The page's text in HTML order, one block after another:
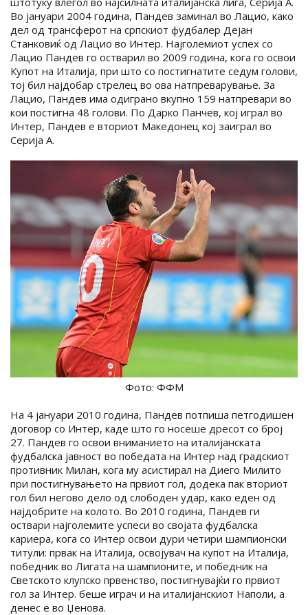
Во јануари 2004 година, Пандев заминал во Лацио, како
дел од трансферот на српскиот фудбалер Дејан
Станковиќ од Лацио во Интер. Најголемиот успех со
Лацио Пандев го остварил во 2009 година, кога го освои
Купот на Италија, при што со постигнатите седум голови,
тој бил најдобар стрелец во ова натпреварување. За
Лацио, Пандев има одиграно вкупно 159 натпревари во
кои постигна 48 голови. По Дарко Панчев, кој играл во
Интер, Пандев е вториот Македонец кој заиграл во
Серија А.
Фото: ФФМ
На 4 јануари 2010 година, Пандев потпиша петгодишен
договор со Интер, каде што го носеше дресот со број
27. Пандев го освои вниманието на италијанската
фудбалска јавност во победата на Интер над градскиот
противник Милан, кога му асистирал на Диего Милито
при постигнувањето на првиот гол, додека пак вториот
гол бил негово дело од слободен удар, како еден од
најдобрите на колото. Во 2010 година, Пандев ги
оствари најголемите успеси во својата фудбалска
кариера, кога со Интер освои дури четири шампионски
титули: првак на Италија, освојувач на купот на Италија,
победник во Лигата на шампионите, и победник на
Светското клупско првенство, постигнувајќи го првиот
гол за Интер. беше играч и на италијанскиот Наполи, а
денес е во Џенова.